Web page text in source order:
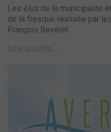
Les élus de la municipalité
de la fresque réalisée par
François Revéret.
Lire la suite...